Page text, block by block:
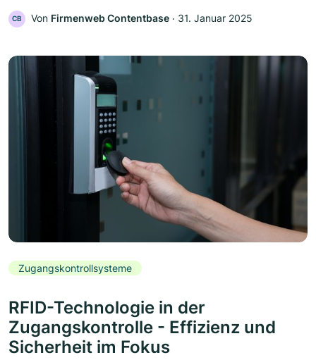
CB Von Firmenweb Contentbase ‧ 31. Januar 2025
Zugangskontrollsysteme
RFID-Technologie in der
Zugangskontrolle - Effizienz und
Sicherheit im Fokus